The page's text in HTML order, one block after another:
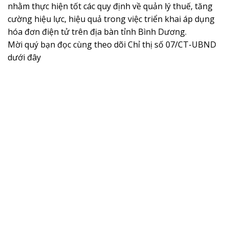
nhằm thực hiện tốt các quy định về quản lý thuế, tăng
cường hiệu lực, hiệu quả trong việc triển khai áp dụng
hóa đơn điện tử trên địa bàn tỉnh Bình Dương.
Mời quý bạn đọc cùng theo dõi Chỉ thị số 07/CT-UBND
dưới đây